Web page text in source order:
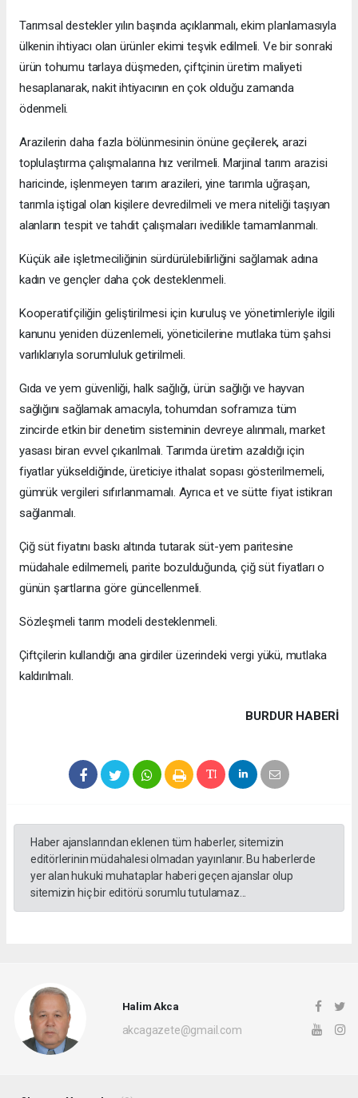
Tarımsal destekler yılın başında açıklanmalı, ekim planlamasıyla
ülkenin ihtiyacı olan ürünler ekimi teşvik edilmeli. Ve bir sonraki
ürün tohumu tarlaya düşmeden, çiftçinin üretim maliyeti
hesaplanarak, nakit ihtiyacının en çok olduğu zamanda
ödenmeli.
Arazilerin daha fazla bölünmesinin önüne geçilerek, arazi
toplulaştırma çalışmalarına hız verilmeli. Marjinal tarım arazisi
haricinde, işlenmeyen tarım arazileri, yine tarımla uğraşan,
tarımla iştigal olan kişilere devredilmeli ve mera niteliği taşıyan
alanların tespit ve tahdit çalışmaları ivedilikle tamamlanmalı.
Küçük aile işletmeciliğinin sürdürülebilirliğini sağlamak adına
kadın ve gençler daha çok desteklenmeli.
Kooperatifçiliğin geliştirilmesi için kuruluş ve yönetimleriyle ilgili
kanunu yeniden düzenlemeli, yöneticilerine mutlaka tüm şahsi
varlıklarıyla sorumluluk getirilmeli.
Gıda ve yem güvenliği, halk sağlığı, ürün sağlığı ve hayvan
sağlığını sağlamak amacıyla, tohumdan soframıza tüm
zincirde etkin bir denetim sisteminin devreye alınmalı, market
yasası biran evvel çıkarılmalı. Tarımda üretim azaldığı için
fiyatlar yükseldiğinde, üreticiye ithalat sopası gösterilmemeli,
gümrük vergileri sıfırlanmamalı. Ayrıca et ve sütte fiyat istikrarı
sağlanmalı.
Çiğ süt fiyatını baskı altında tutarak süt-yem paritesine
müdahale edilmemeli, parite bozulduğunda, çiğ süt fiyatları o
günün şartlarına göre güncellenmeli.
Sözleşmeli tarım modeli desteklenmeli.
Çiftçilerin kullandığı ana girdiler üzerindeki vergi yükü, mutlaka
kaldırılmalı.
BURDUR HABERİ
Haber ajanslarından eklenen tüm haberler, sitemizin
editörlerinin müdahalesi olmadan yayınlanır. Bu haberlerde
yer alan hukuki muhataplar haberi geçen ajanslar olup
sitemizin hiç bir editörü sorumlu tutulamaz...
Halim Akca
akcagazete@gmail.com